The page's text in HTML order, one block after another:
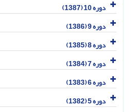
دوره 10 (1387)
دوره 9 (1386)
دوره 8 (1385)
دوره 7 (1384)
دوره 6 (1383)
دوره 5 (1382)